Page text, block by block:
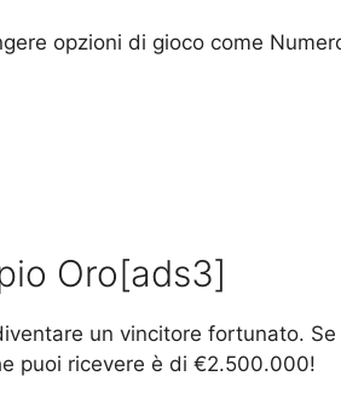
opzioni di gioco come
Oro[ads3]
un vincitore fortunato.
puoi ricevere è di €2.500.000!